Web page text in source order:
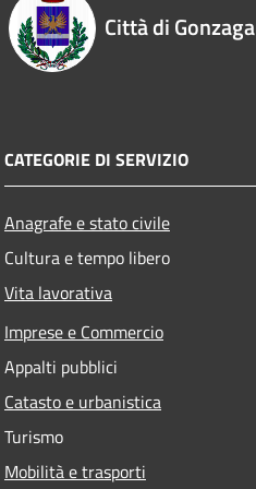
Città di Gonzaga
CATEGORIE DI SERVIZIO
Anagrafe e stato civile
Cultura e tempo libero
Vita lavorativa
Imprese e Commercio
Appalti pubblici
Catasto e urbanistica
Turismo
Mobilità e trasporti